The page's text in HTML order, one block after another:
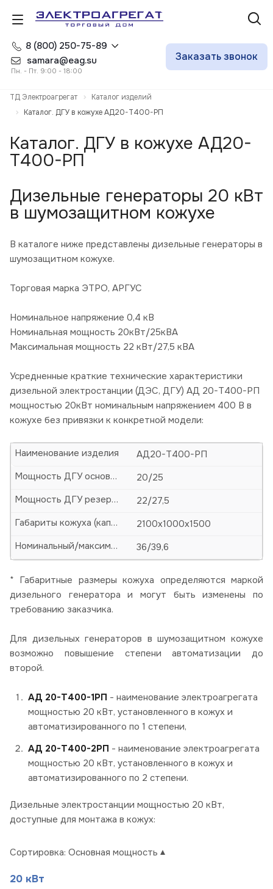
8 (800) 250-75-89
samara@eag.su
Пн. - Пт. 9:00 - 18:00
Заказать звонок
ТД Электроагрегат
Каталог изделий
Каталог. ДГУ в кожухе АД20-Т400-РП
Каталог. ДГУ в кожухе АД20-
Т400-РП
Дизельные генераторы 20 кВт
в шумозащитном кожухе
В каталоге ниже представлены дизельные генераторы в
шумозащитном кожухе.
Торговая марка ЭТРО, АРГУС
Номинальное напряжение 0,4 кВ
Номинальная мощность 20кВт/25кВА
Максимальная мощность 22 кВт/27,5 кВА
Усредненные краткие технические характеристики
дизельной электростанции (ДЭС, ДГУ) АД 20-Т400-РП
мощностью 20кВт номинальным напряжением 400 В в
кожухе без привязки к конкретной модели:
АД20-Т400-РП
Наименование изделия
20/25
Мощность ДГУ основная (кВт/кВА)
22/27,5
Мощность ДГУ резервная (кВт/кВА)
2100х1000х1500
Габариты кожуха (капота)-ДхШхВ, мм
36/39,6
Номинальный/максимальный ток, А
* Габаритные размеры кожуха определяются маркой
дизельного генератора и могут быть изменены по
требованию заказчика.
Для дизельных генераторов в шумозащитном кожухе
возможно повышение степени автоматизации до
второй.
АД 20-Т400-1РП - наименование электроагрегата
мощностью 20 кВт, установленного в кожух и
автоматизированного по 1 степени,
АД 20-Т400-2РП - наименование электроагрегата
мощностью 20 кВт, установленного в кожух и
автоматизированного по 2 степени.
Дизельные электростанции мощностью 20 кВт,
доступные для монтажа в кожух:
Сортировка: Основная мощность
20 кВт